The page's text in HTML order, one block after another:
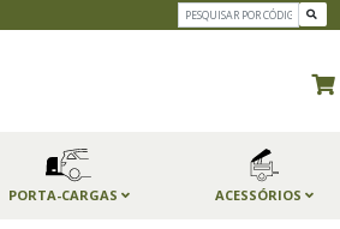
PORTA-CARGAS ACESSÓRIOS